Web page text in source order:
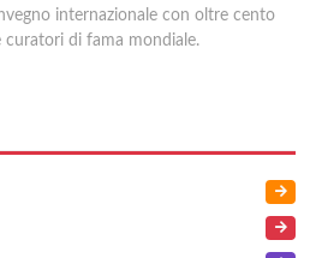
internazionale con oltre cento
di fama mondiale.